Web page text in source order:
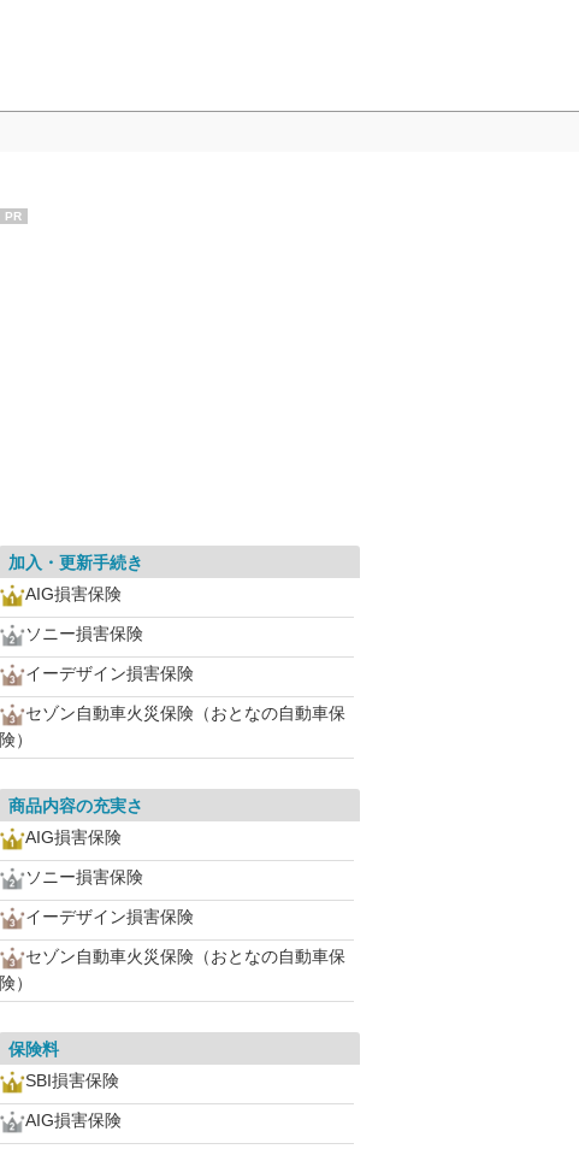
PR
加入・更新手続き
AIG損害保険
ソニー損害保険
イーデザイン損害保険
セゾン自動車火災保険（おとなの自動車保
険）
商品内容の充実さ
AIG損害保険
ソニー損害保険
イーデザイン損害保険
セゾン自動車火災保険（おとなの自動車保
険）
保険料
SBI損害保険
AIG損害保険